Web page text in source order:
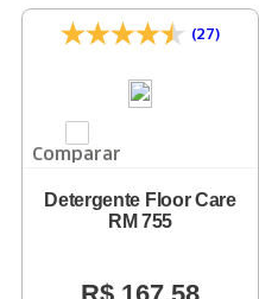
(27)
Comparar
Detergente Floor Care
RM 755